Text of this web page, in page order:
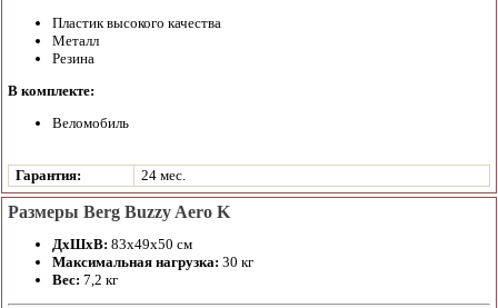
Пластик высокого качества
Металл
Резина
В комплекте:
Веломобиль
Гарантия: 24 мес.
Размеры Berg Buzzy Aero K
ДхШхВ: 83x49x50 см
Максимальная нагрузка: 30 кг
Вес: 7,2 кг